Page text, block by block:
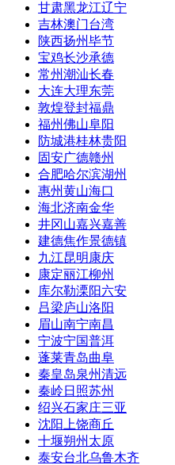
甘肃黑龙江辽宁
吉林澳门台湾
陕西扬州毕节
宝鸡长沙承德
常州潮汕长春
大连大理东莞
敦煌登封福鼎
福州佛山阜阳
防城港桂林贵阳
固安广德赣州
合肥哈尔滨湖州
惠州黄山海口
海北济南金华
井冈山嘉兴嘉善
建德焦作景德镇
九江昆明 康庆
康定丽江柳州
库尔勒溧阳六安
吕梁庐山洛阳
眉山南宁南昌
宁波宁国普洱
蓬莱青岛曲阜
秦皇岛泉州清远
秦岭日照苏州
绍兴石家庄三亚
沈阳 上饶商丘
十堰朔州 太原
泰安台北乌鲁木齐